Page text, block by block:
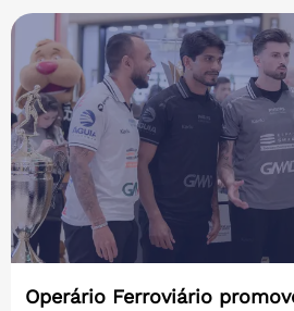
Operário Ferroviário